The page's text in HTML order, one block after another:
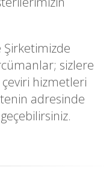
sizlere
hizmetleri
adresinde